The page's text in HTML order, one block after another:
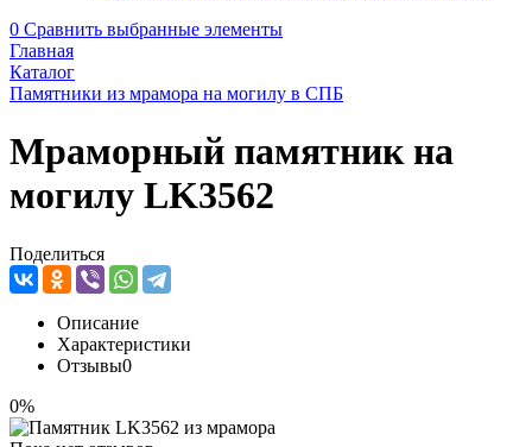
0 Сравнить выбранные элементы
Главная
Каталог
Памятники из мрамора на могилу в СПБ
Мраморный памятник на
могилу LK3562
Поделиться
Описание
Характеристики
Отзывы0
0%